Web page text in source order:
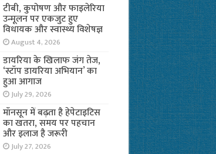
टीबी, कुपोषण और फाइलेरिया
उन्मूलन पर एकजुट हुए
विधायक और स्वास्थ्य विशेषज्ञ
August 4, 2026
डायरिया के खिलाफ जंग तेज,
‘स्टॉप डायरिया अभियान’ का
हुआ आगाज
July 29, 2026
मॉनसून में बढ़ता है हेपेटाइटिस
का खतरा, समय पर पहचान
और इलाज है जरूरी
July 27, 2026